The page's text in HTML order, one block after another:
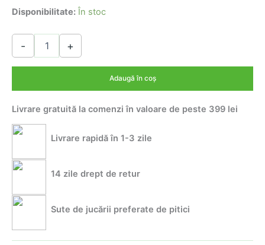
inițial
a
fost:
135,00 lei.
Disponibilitate: În stoc
-
Cantitate
culoare
bleu
+
Adaugă în coș
Livrare gratuită la comenzi în valoare de peste 399 lei
Livrare rapidă în 1-3 zile
14 zile drept de retur
Sute de jucării preferate de pitici